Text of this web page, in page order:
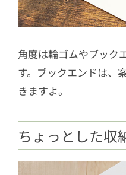
角度は輪ゴムやブック
す。ブックエンドは、
きますよ。
ちょっとした収